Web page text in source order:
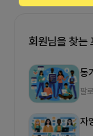
회원님을 찾는
동
팔
자